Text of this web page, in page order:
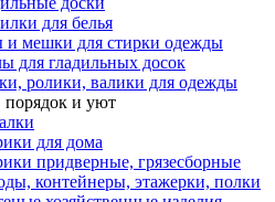
для белья
и мешки для стирки одежды
для гладильных досок
ролики, валики для одежды
порядок и уют
для дома
придверные, грязесборные
контейнеры, этажерки, полки